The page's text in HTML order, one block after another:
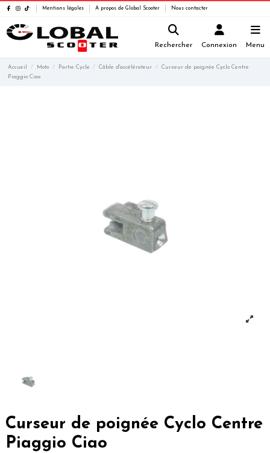
Mentions légales A propos de Global Scooter Nous contacter
Rechercher Connexion Menu
Accueil Moto Partie Cycle Câble d'accélérateur
Curseur de poignée Cyclo Centre
Piaggio Ciao
Curseur de poignée Cyclo Centre
Piaggio Ciao